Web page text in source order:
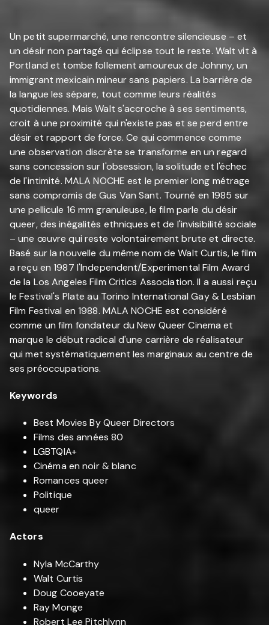
Un petit supermarché, une rencontre silencieuse – et
un désir non partagé qui éclipse tout le reste. Walt vit à
Portland et tombe follement amoureux de Johnny, un
immigrant mexicain mineur sans papiers. La barrière de
la langue les sépare, tout comme leurs réalités
quotidiennes. Mais Walt s'accroche à ses sentiments,
croit à une proximité qui n'existe pas et se perd entre
désir et rapport de force. Ce qui commence comme
une observation discrète se transforme en un regard
sans concession sur l'obsession, la solitude et l'échec
de l'intimité. MALA NOCHE est le premier long métrage
sans compromis de Gus Van Sant. Tourné en 1985 sur
une pellicule 16 mm granuleuse, le film parle du désir
queer, des inégalités ethniques et de l'invisibilité sociale
– une œuvre qui reste volontairement brute et directe.
Basé sur la nouvelle du même nom de Walt Curtis, le film
a reçu en 1987 l'Independent/Experimental Film Award
de la Los Angeles Film Critics Association. Il a aussi reçu
le Festival's Plate au Torino International Gay & Lesbian
Film Festival en 1988. MALA NOCHE est considéré
comme un film fondateur du New Queer Cinema et
marque le début radical d'une carrière de réalisateur
qui met systématiquement les marginaux au centre de
ses préoccupations.
Keywords
Best Movies By Queer Directors
Films des années 80
LGBTQIA+
Cinéma en noir & blanc
Romances queer
Politique
queer
Actors
Nyla McCarthy
Walt Curtis
Doug Cooeyate
Ray Monge
Robert Lee Pitchlynn